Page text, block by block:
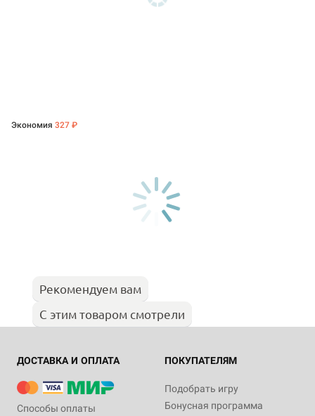
Экономия 327 ₽
Рекомендуем вам
С этим товаром смотрели
ДОСТАВКА И ОПЛАТА
Способы оплаты
ПОКУПАТЕЛЯМ
Подобрать игру
Бонусная программа